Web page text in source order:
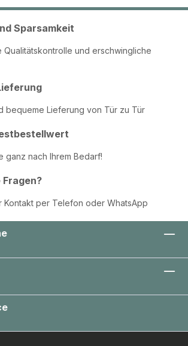
Sparsamkeit
Qualitätskontrolle und erschwingliche
bequeme Lieferung von Tür zu Tür
ganz nach Ihrem Bedarf!
Fragen?
Kontakt per Telefon oder WhatsApp